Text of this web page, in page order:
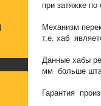
при затяжке
Механизм
т.е. хаб
Данные хабы
мм больше
Гарантия